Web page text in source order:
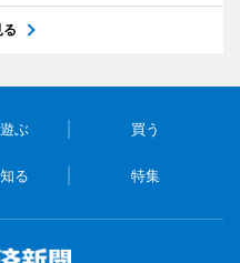
る
ぶ 買う
る 特集